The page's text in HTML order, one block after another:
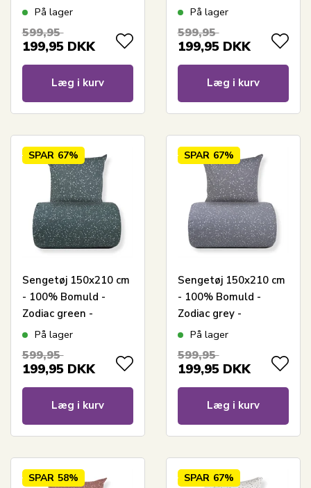
Vendbart med
På lager
599,95
199,95 DKK
Læg i kurv
Vendbart med
På lager
599,95
199,95 DKK
Læg i kurv
SPAR 67%
Sengetøj 150x210 cm
- 100% Bomuld -
Zodiac green -
Vendbart med
På lager
599,95
199,95 DKK
Læg i kurv
SPAR 67%
Sengetøj 150x210 cm
- 100% Bomuld -
Zodiac grey -
Vendbart med
På lager
599,95
199,95 DKK
Læg i kurv
SPAR 58% SPAR 67%